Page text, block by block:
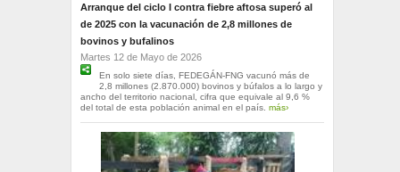
Arranque del ciclo I contra fiebre aftosa superó al
de 2025 con la vacunación de 2,8 millones de
bovinos y bufalinos
Martes 12 de Mayo de 2026
En solo siete días, FEDEGÁN-FNG vacunó más de
2,8 millones (2.870.000) bovinos y búfalos a lo largo y
ancho del territorio nacional, cifra que equivale al 9,6 %
del total de esta población animal en el país. más›